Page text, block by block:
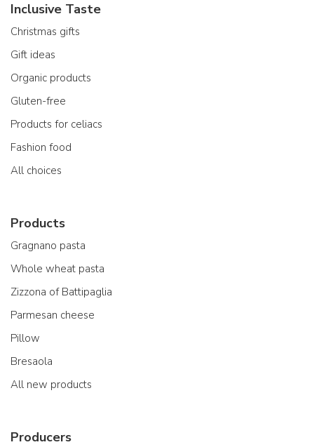
Inclusive Taste
Christmas gifts
Gift ideas
Organic products
Gluten-free
Products for celiacs
Fashion food
All choices
Products
Gragnano pasta
Whole wheat pasta
Zizzona of Battipaglia
Parmesan cheese
Pillow
Bresaola
All new products
Producers